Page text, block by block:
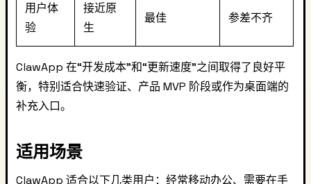
用户体
验
接近原
生
最佳 参差不齐
ClawApp 在“开发成本”和“更新速度”之间取得了良好平
衡，特别适合快速验证、产品 MVP 阶段或作为桌面端的
补充入口。
适用场景
ClawApp 适合以下几类用户：经常移动办公、需要在手